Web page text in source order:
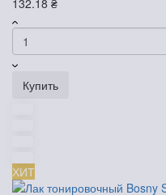
132.18 ₴
Купить
ХИТ